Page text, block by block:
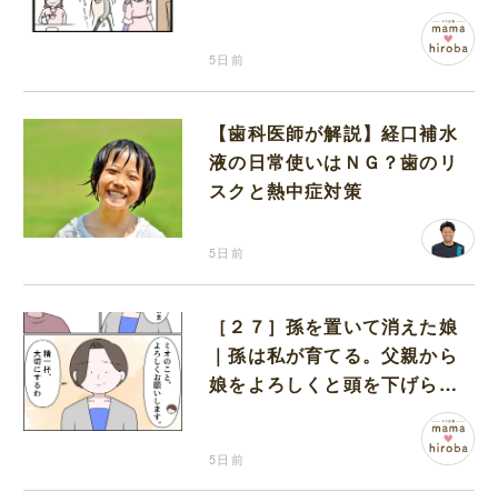
5日前
【歯科医師が解説】経口補水
液の日常使いはＮＧ？歯のリ
スクと熱中症対策
5日前
［２７］孫を置いて消えた娘
｜孫は私が育てる。父親から
娘をよろしくと頭を下げられ
5日前